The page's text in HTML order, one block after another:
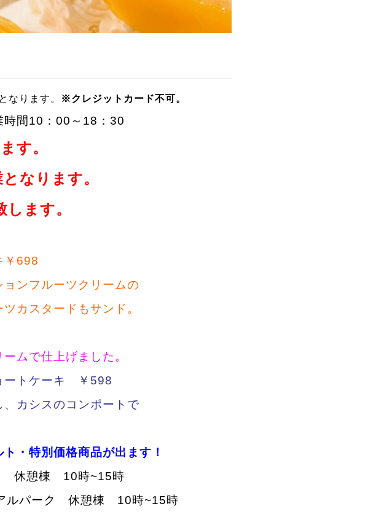
なります。 ※クレジットカード不可。
時間10：00～18：30
す。
なります。
ます。
￥698
ンフルーツクリームの
カスタードもサンド。
ムで仕上げました。
ートケーキ ￥598
カシスのコンポートで
・特別価格商品が出ます！
休憩棟 10時~15時
ルパーク 休憩棟 10時~15時